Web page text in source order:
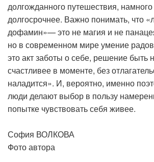
долгожданного путешествия,
долгосрочнее. Важно понимать, что
дофамин»— это не магия и не
но в современном мире умение
это акт заботы о себе, решение быть
счастливее в моменте, без
наладится». И, вероятно, именно
люди делают выбор в пользу
попытке чувствовать себя живее.
София ВОЛКОВА
Фото автора